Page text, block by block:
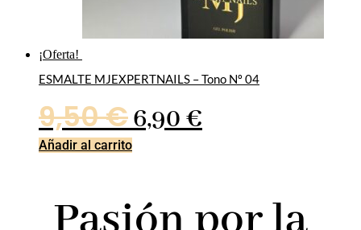
¡Oferta!
ESMALTE MJEXPERTNAILS – Tono Nº 04
9,50€El
era:
6,90€
es:
Añadir al carrito